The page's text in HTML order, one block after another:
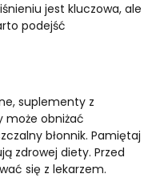
jest kluczowa, ale
podejść
suplementy z
może obniżać
błonnik. Pamiętaj
zdrowej diety. Przed
się z lekarzem.